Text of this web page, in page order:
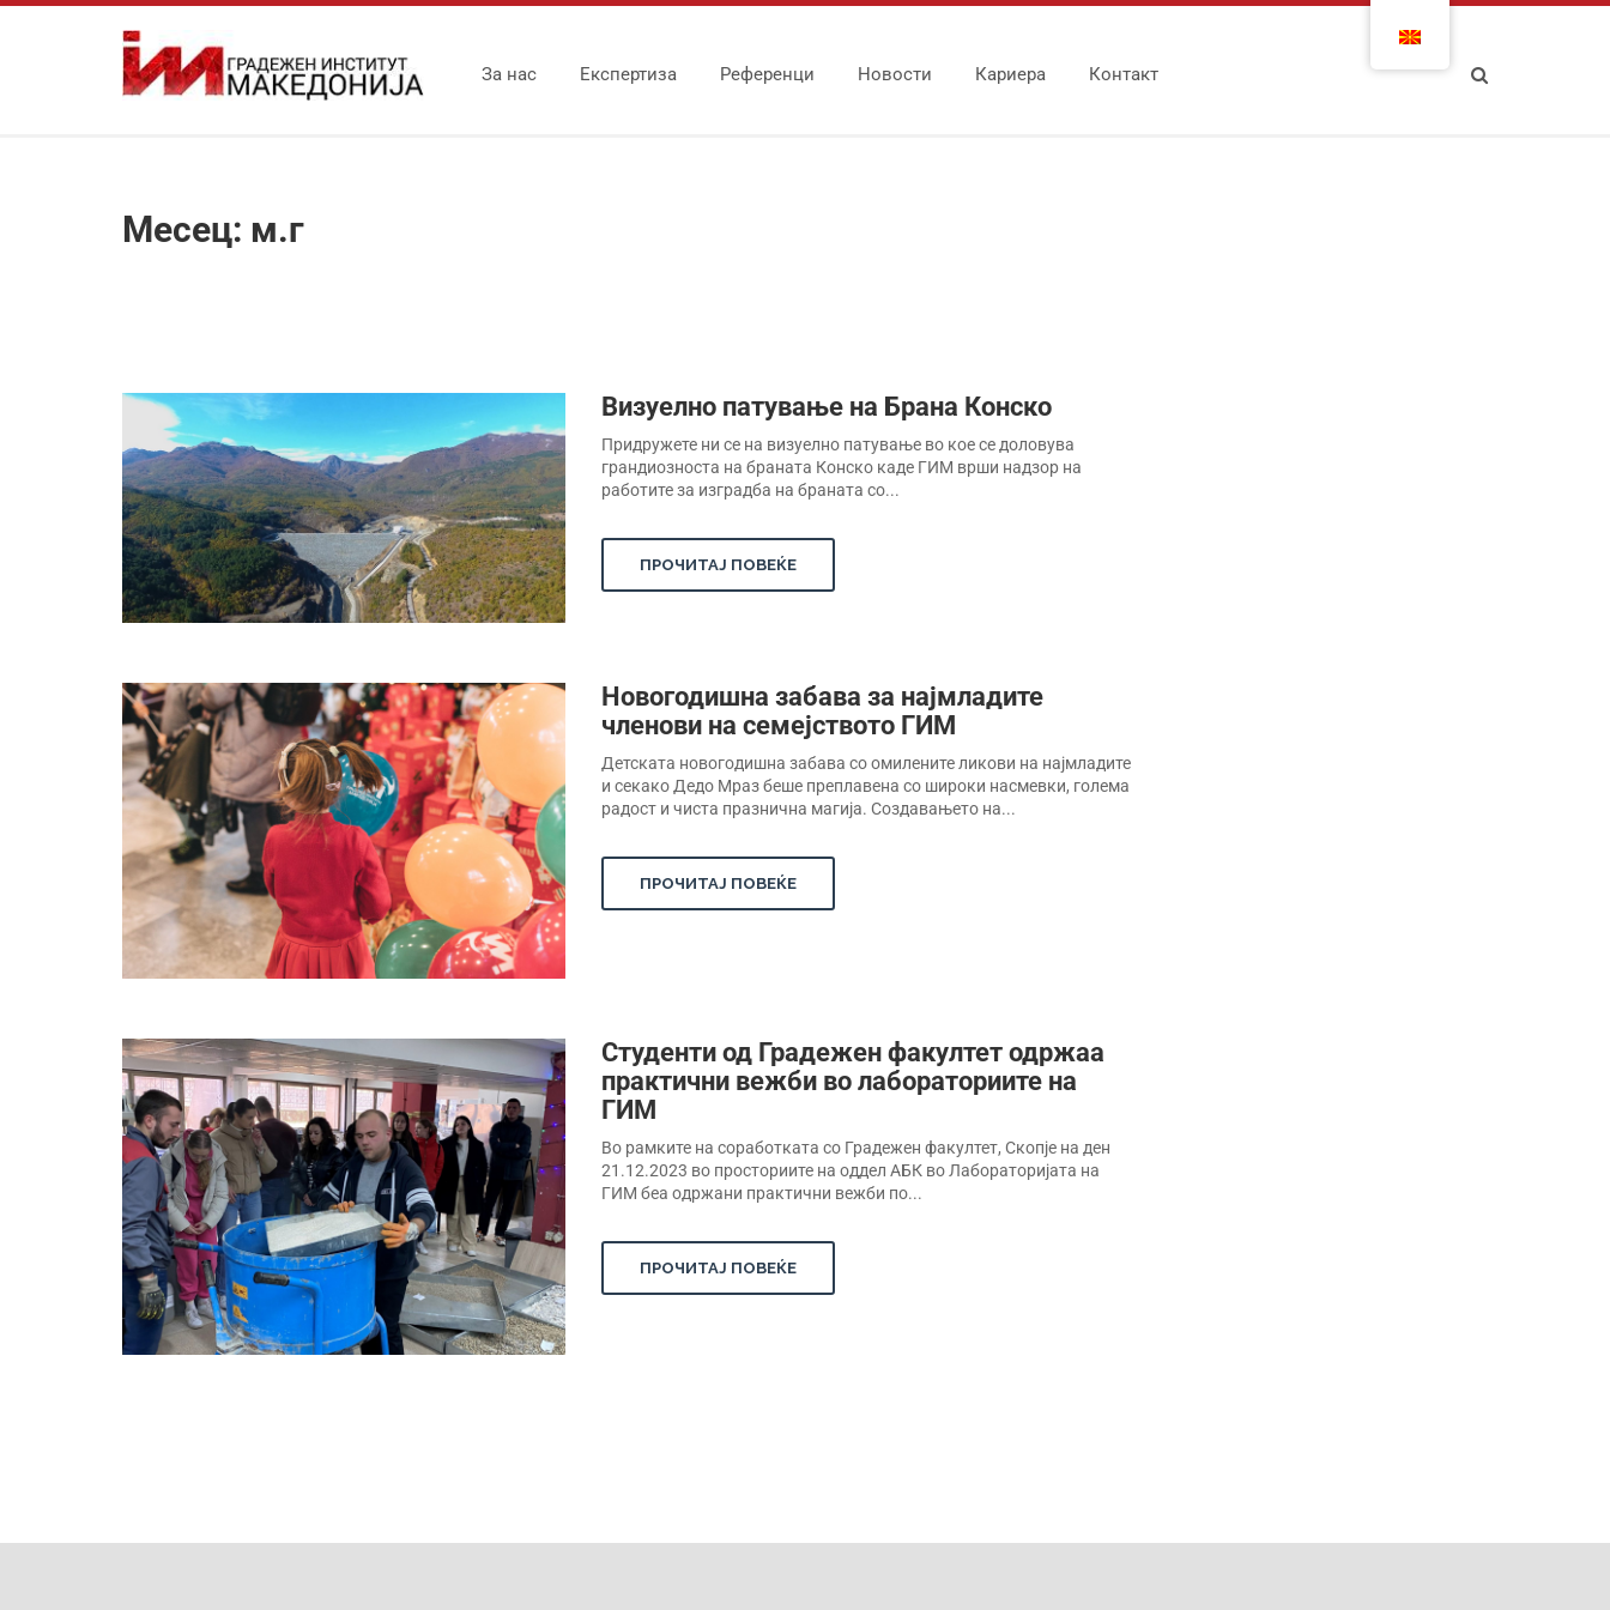
За нас Експертиза Референци Новости Кариера Контакт
Месец: м.г
Визуелно патување на Брана Конско
Придружете ни се на визуелно патување во кое се доловува
грандиозноста на браната Конско каде ГИМ врши надзор на
работите за изградба на браната со...
ПРОЧИТАЈ ПОВЕЌЕ
Новогодишна забава за најмладите
членови на семејството ГИМ
Детската новогодишна забава со омилените ликови на најмладите
и секако Дедо Мраз беше преплавена со широки насмевки, голема
радост и чиста празнична магија. Создавањето на...
ПРОЧИТАЈ ПОВЕЌЕ
Студенти од Градежен факултет одржаа
практични вежби во лабораториите на
ГИМ
Во рамките на соработката со Градежен факултет, Скопје на ден
21.12.2023 во просториите на оддел АБК во Лабораторијата на
ГИМ беа одржани практични вежби по...
ПРОЧИТАЈ ПОВЕЌЕ